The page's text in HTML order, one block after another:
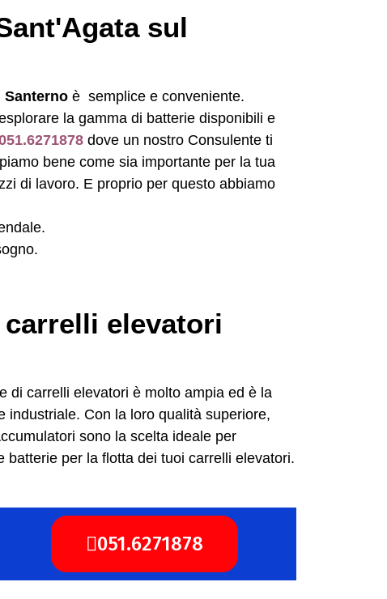
sul
Santerno è semplice e conveniente.
la gamma di batterie disponibili e
dove un nostro Consulente ti
bene come sia importante per la tua
di lavoro. E proprio per questo abbiamo
elevatori
di carrelli elevatori è molto ampia ed è la
industriale. Con la loro qualità superiore,
sono la scelta ideale per
per la flotta dei tuoi carrelli elevatori.
051.6271878